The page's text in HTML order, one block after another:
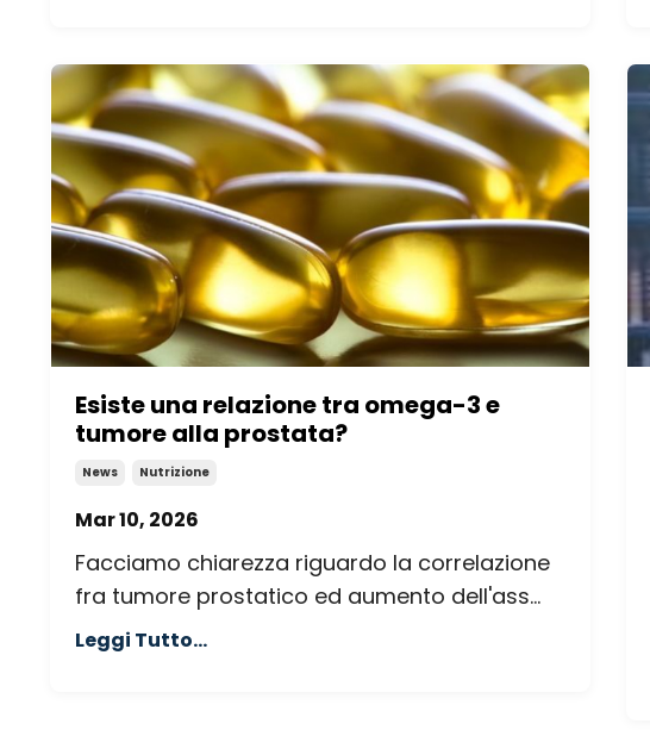
Esiste una relazione tra omega-3 e
tumore alla prostata?
News Nutrizione
Mar 10, 2026
Facciamo chiarezza riguardo la correlazione
fra tumore prostatico ed aumento dell'ass...
Leggi Tutto...